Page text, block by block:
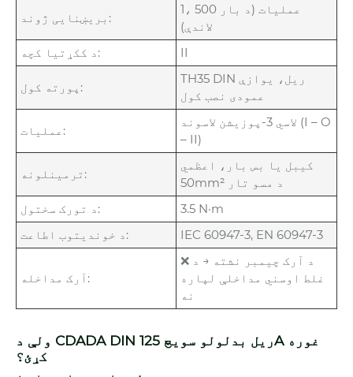
بریښنایی ژوند:
1، 500 عملیات (د بار
لاندې)
د ککړتیا کچه:
II
پورته کول:
TH35 DIN ریل، یوازې
عمودی نصب کول
عملیات:
لاسي 3-پوزیشن لاسوند (I – O
– II)
ترمینلونه:
کیبل یا بس بار، اعظمي
50mm² د مسو تار
د تورک سختول:
3.5 N·m
د خوندیتوب اطاعت:
IEC 60947-3, EN 60947-3
آرک مداخله:
❌ د آرک چیمبر نشته → د
غلط اوسني مداخلې لپاره
نه
ولې د CDADA DIN ریل بدلولو سویچ 125A غوره
کړئ؟